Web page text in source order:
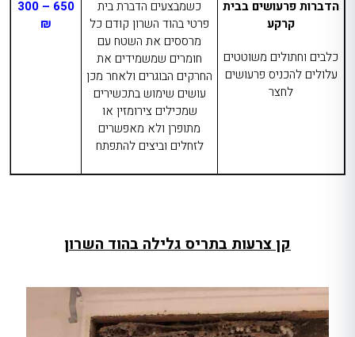
הדברות פרעושים בבית
קרקע
כלבים וחתולים משוטטים
עלולים להכניס פרעושים
לחצר
כשמבצעים הדברת בית
פרטי בהוד השרון קודם כל
מרססים את השטח עם
חומרים שמשמידים את
החרקים הבוגרים ולאחר מכן
עושים שימוש בתכשירים
שמכילים צירומזין או
מתופרן ולא מאפשרים
לזחלים וביצים להתפתח
650 – 300
₪
קן צרעות בתריס גלילה בהוד השרון